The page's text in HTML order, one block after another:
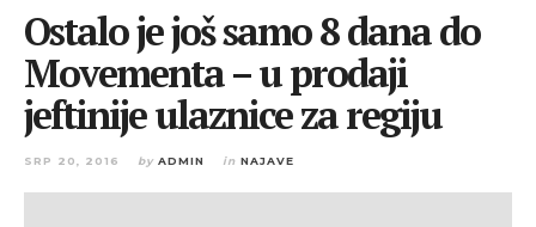
Ostalo je još samo 8 dana do
Movementa – u prodaji
jeftinije ulaznice za regiju
SRP 20, 2016 by ADMIN in NAJAVE